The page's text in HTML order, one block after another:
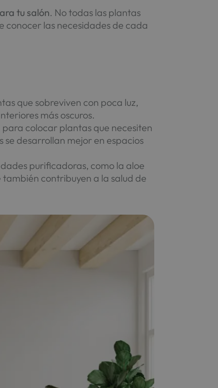
tu salón. No todas las plantas
conocer las necesidades de cada
que sobreviven con poca luz,
más oscuros.
para colocar plantas que necesiten
se desarrollan mejor en espacios
purificadoras, como la aloe
también contribuyen a la salud de